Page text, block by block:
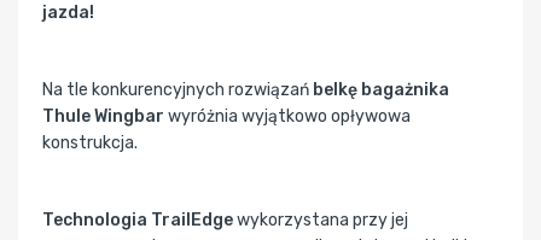
jazda!
Na tle konkurencyjnych rozwiązań belkę bagażnika
Thule Wingbar wyróżnia wyjątkowo opływowa
konstrukcja.
Technologia TrailEdgewykorzystana przy jej